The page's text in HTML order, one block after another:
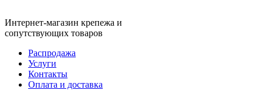
Интернет-магазин крепежа и
сопутствующих товаров
Распродажа
Услуги
Контакты
Оплата и доставка